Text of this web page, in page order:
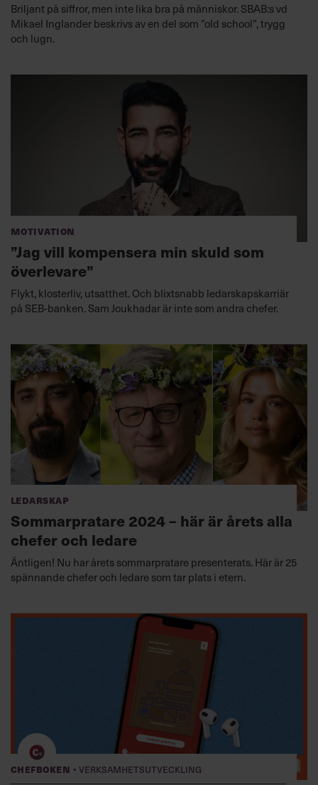
Briljant på siffror, men inte lika bra på människor. SBAB:s vd
Mikael Inglander beskrivs av en del som ”old school”, trygg
och lugn.
Motivation
”Jag vill kompensera min skuld som
överlevare”
Flykt, klosterliv, utsatthet. Och blixtsnabb ledarskapskarriär
på SEB-banken. Sam Joukhadar är inte som andra chefer.
Ledarskap
Sommarpratare 2024 – här är årets alla
chefer och ledare
Äntligen! Nu har årets sommarpratare presenterats. Här är 25
spännande chefer och ledare som tar plats i etern.
Chefboken ·Verksamhetsutveckling